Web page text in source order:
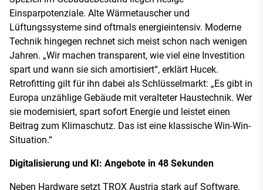
Einsparpotenziale. Alte Wärmetauscher und
Lüftungssysteme sind oftmals energieintensiv. Moderne
Technik hingegen rechnet sich meist schon nach wenigen
Jahren. „Wir machen transparent, wie viel eine Investition
spart und wann sie sich amortisiert“, erklärt Hucek.
Retrofitting gilt für ihn dabei als Schlüsselmarkt: „Es gibt in
Europa unzählige Gebäude mit veralteter Haustechnik. Wer
sie modernisiert, spart sofort Energie und leistet einen
Beitrag zum Klimaschutz. Das ist eine klassische Win-Win-
Situation.“
Digitalisierung und KI: Angebote in 48 Sekunden
Neben Hardware setzt TROX Austria stark auf Software.